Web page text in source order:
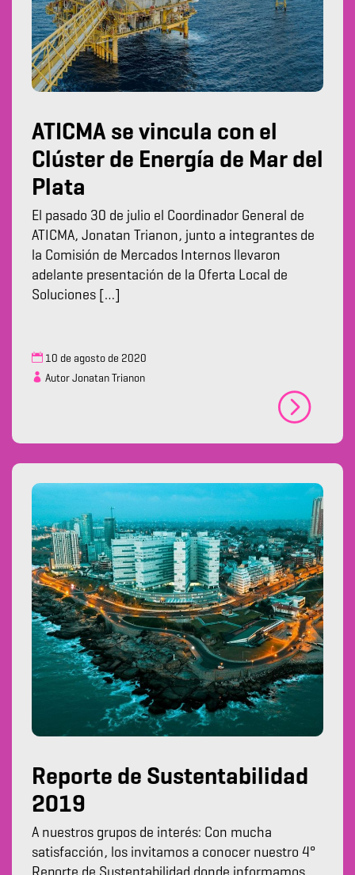
ATICMA se vincula con el
Clúster de Energía de Mar del
Plata
El pasado 30 de julio el Coordinador General de
ATICMA, Jonatan Trianon, junto a integrantes de
la Comisión de Mercados Internos llevaron
adelante presentación de la Oferta Local de
Soluciones […]
10 de agosto de 2020
Autor Jonatan Trianon
Reporte de Sustentabilidad
2019
A nuestros grupos de interés: Con mucha
satisfacción, los invitamos a conocer nuestro 4°